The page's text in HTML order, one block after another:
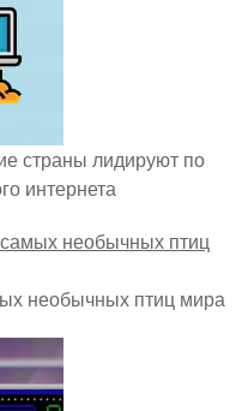
страны лидируют по
интернета
необычных птиц мира